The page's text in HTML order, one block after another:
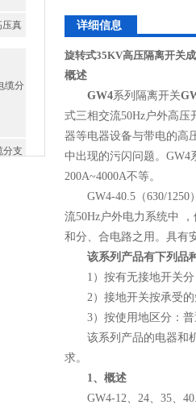
详细信息
旋转式35KV高压隔离开关
概述
GW4系列隔离开关
式三相交流50Hz户外高
器等电器设备与带电的高
中出现的污闪问题。GW4
200A~4000A不等。
GW4-40.5（630/1250
流50Hz户外电力系统中
和分、合电路之用。具有
该系列产品有下列品
1）按有无接地开关分
2）接地开关按承受的
3）按使用地区分：普
该系列产品的电器和机
求。
1、概述
GW4-12、24、35、